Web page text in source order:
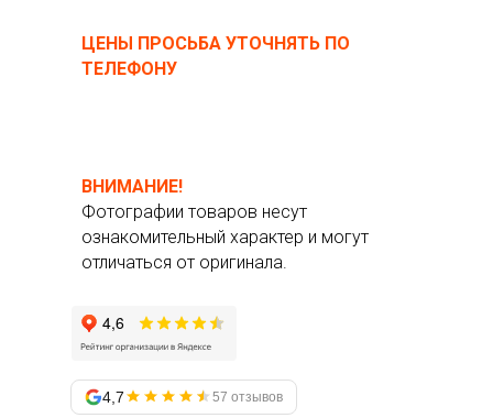
ЦЕНЫ ПРОСЬБА УТОЧНЯТЬ ПО
ТЕЛЕФОНУ
ВНИМАНИЕ!
Фотографии товаров несут
ознакомительный характер и могут
отличаться от оригинала.
4,7 57 отзывов